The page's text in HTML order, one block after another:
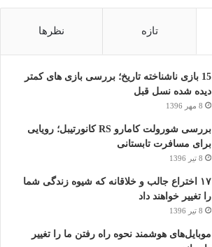
تازه نظرها
15 بازی ناشناخته تاریخ؛ بررسی بازی های کمتر
دیده شده نسل قبل
8 مهر 1396
بررسی شورولت کامارو RS کانورتیبل؛ رویایی
برای مسافرت تابستانی
8 تیر 1396
۱۷ اختراع جالب و خلاقانه که شیوه زندگی شما
را تغییر خواهند داد
8 تیر 1396
موبایل‌های هوشمند نحوه راه رفتن ما را تغییر